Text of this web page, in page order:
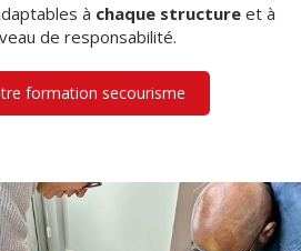
à chaque structureet à
de responsabilité.
formation secourisme